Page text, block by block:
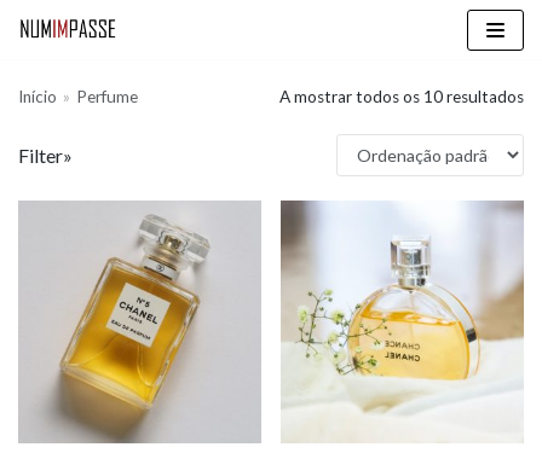
to
Início » Perfume A mostrar todos os 10 resultados
Filter»